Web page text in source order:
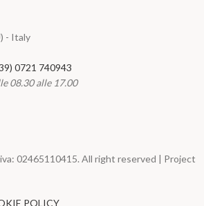
- Italy
0721 740943
08.30 alle 17.00
02465110415. All right reserved | Project
POLICY